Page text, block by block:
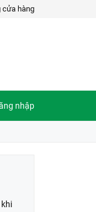
cửa hàng
nhập